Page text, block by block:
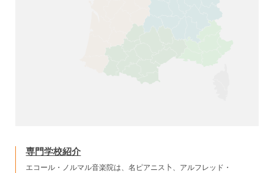
専門学校紹介
エコール・ノルマル音楽院は、名ピアニス卜、アルフレッド・